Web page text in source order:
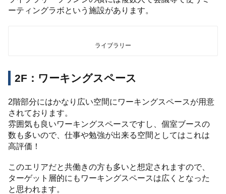
ーティングラボという施設があります。
ライブラリー
2F：ワーキングスペース
2階部分にはかなり広い空間にワーキングスペースが用意
されております。
雰囲気も良いワーキングスペースですし、個室ブースの
数も多いので、仕事や勉強が出来る空間としてはこれは
高評価！
このエリアだと共働きの方も多いと想定されますので、
ターゲット層的にもワーキングスペースは広くとなった
と思われます。